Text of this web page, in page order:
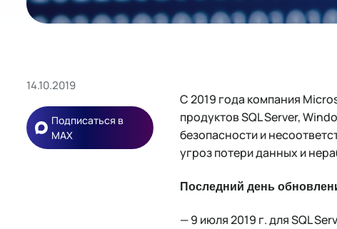
14.10.2019
Подписаться в
MAX
С 2019 года компания
продуктов SQL Server,
безопасности и
угроз потери данных и
Последний день
— 9 июля 2019 г. для SQL